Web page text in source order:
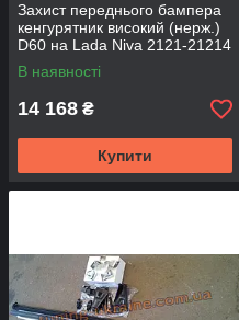
Захист переднього бампера
кенгурятник високий (нерж.)
D60 на Lada Niva 2121-21214
В наявності
14 168 ₴
Купити